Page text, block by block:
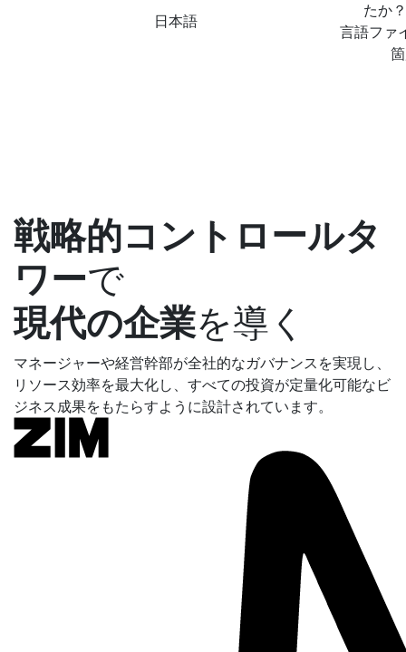
日本語
たか
言語ファ
戦略的コントロールタ
ワーで
現代の企業を導く
マネージャーや経営幹部が全社的なガバナンスを実現し、
リソース効率を最大化し、すべての投資が定量化可能なビ
ジネス成果をもたらすように設計されています。